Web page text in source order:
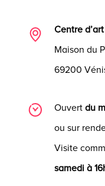
Centre
Maison du
69200
Ouvert du
ou sur
Visite
samedi à